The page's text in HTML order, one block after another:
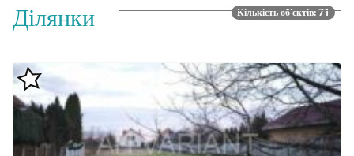
Ділянки Кількість об'єктів: 71